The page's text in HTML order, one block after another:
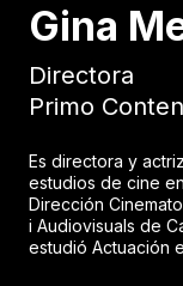
Gina
Directora
Primo
Es directora y
estudios de cine
Dirección
i Audiovisuals de
estudió Actuación